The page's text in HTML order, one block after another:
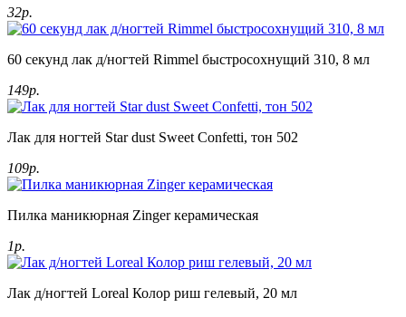
32р.
60 секунд лак д/ногтей Rimmel быстросохнущий 310, 8 мл
149р.
Лак для ногтей Star dust Sweet Confetti, тон 502
109р.
Пилка маникюрная Zinger керамическая
1р.
Лак д/ногтей Loreal Колор риш гелевый, 20 мл